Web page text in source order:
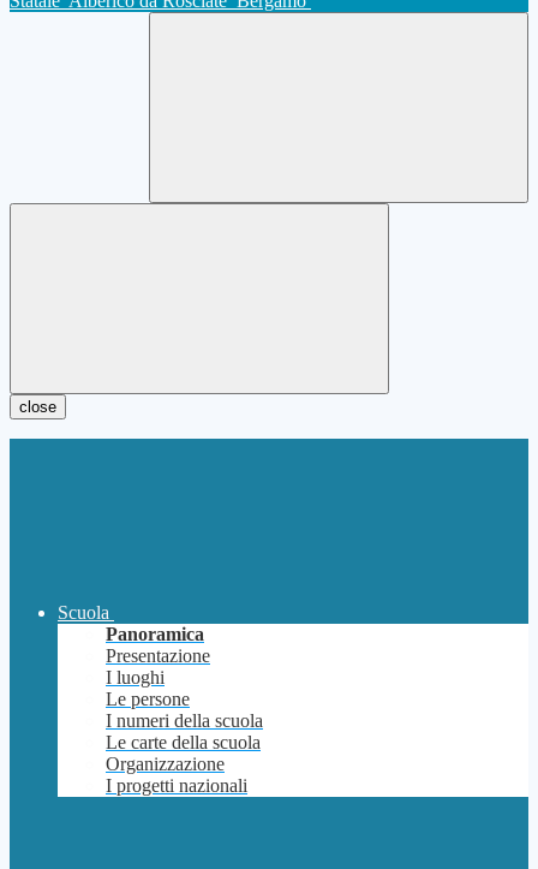
close
Scuola
Panoramica
Presentazione
I luoghi
Le persone
I numeri della scuola
Le carte della scuola
Organizzazione
I progetti nazionali